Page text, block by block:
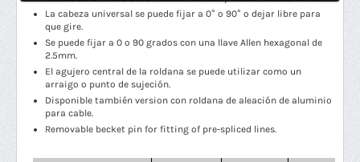
La cabeza universal se puede fijar a 0° o 90° o dejar libre para
que gire.
Se puede fijar a 0 o 90 grados con una llave Allen hexagonal de
2.5mm.
El agujero central de la roldana se puede utilizar como un
arraigo o punto de sujeción.
Disponible también version con roldana de aleación de aluminio
para cable.
Removable becket pin for fitting of pre-spliced lines.